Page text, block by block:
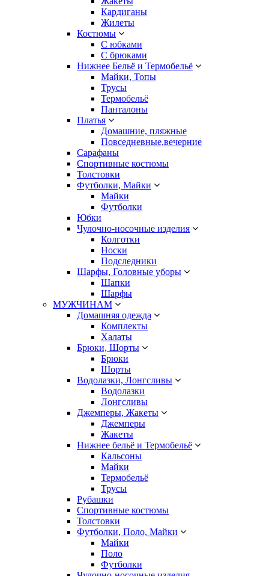
Кардиганы
Жилеты
Костюмы
С юбками
С брюками
Нижнее Бельё и Термобельё
Майки, Топы
Трусы
Термобельё
Панталоны
Платья
Домашние, пляжные
Повседневные,вечерние
Сарафаны
Спортивные костюмы
Толстовки
Футболки, Майки
Майки
Футболки
Юбки
Чулочно-носочные изделия
Колготки
Носки
Подследники
Шарфы, Головные уборы
Шапки
Шарфы
МУЖЧИНАМ
Домашняя одежда
Комплекты
Халаты
Брюки, Шорты
Брюки
Шорты
Водолазки, Лонгсливы
Водолазки
Лонгсливы
Джемперы, Жакеты
Джемперы
Жакеты
Нижнее бельё и Термобельё
Кальсоны
Майки
Термобельё
Трусы
Рубашки
Спортивные костюмы
Толстовки
Футболки, Поло, Майки
Майки
Поло
Футболки